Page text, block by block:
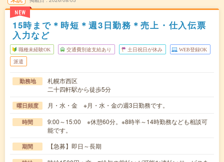
NEW
15時まで＊時短＊週3日勤務＊売上・仕入伝票
入力など
職種未経験OK 交通費別途支給あり 土日祝日が休み WEB登録OK
派遣
勤務地
札幌市西区
二十四軒駅から徒歩5分
曜日頻度 月・水・金 ※月・水・金の週3日勤務です。
時間
9:00～15:00 ※休憩60分。※8時半～14時勤務なども相談可
能です。
期間 【急募】即日～長期